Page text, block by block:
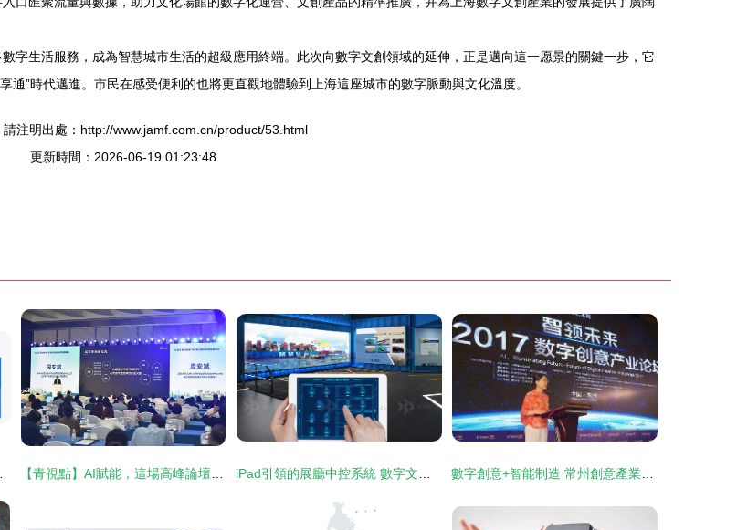
字生活服務，成為智慧城市生活的超級應用終端。此次向數字文創領域的延伸，正是邁向這一愿景的關鍵一步，它
通”時代邁進。市民在感受便利的也將更直觀地體驗到上海這座城市的數字脈動與文化溫度。
請注明出處：http://www.jamf.com.cn/product/53.html
更新時間：2026-06-19 01:23:48